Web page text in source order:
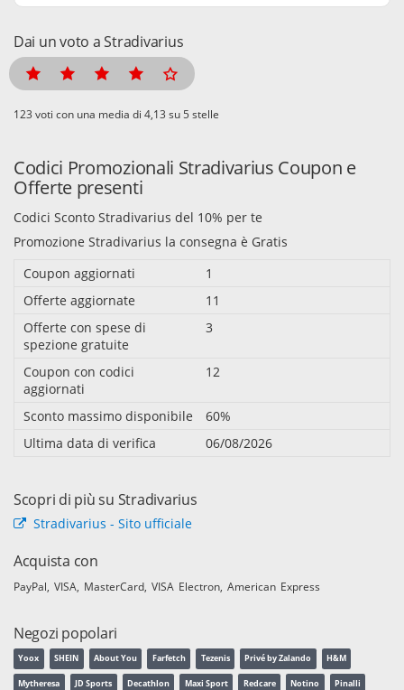
Dai un voto a Stradivarius
voti con una media di su 5 stelle
Codici Promozionali Stradivarius Coupon e
Offerte presenti
Codici Sconto Stradivarius del 10% per te
Promozione Stradivarius la consegna è Gratis
Coupon aggiornati
1
Offerte aggiornate
11
Offerte con spese di
spezione gratuite
3
Coupon con codici
aggiornati
12
Sconto massimo disponibile
60%
Ultima data di verifica
06/08/2026
Scopri di più su Stradivarius
Stradivarius - Sito ufficiale
Acquista con
PayPal VISA MasterCard VISA Electron American Express
Negozi popolari
Yoox SHEIN About You Farfetch Tezenis Privé by Zalando H&M
Mytheresa JD Sports Decathlon Maxi Sport Redcare Notino Pinalli